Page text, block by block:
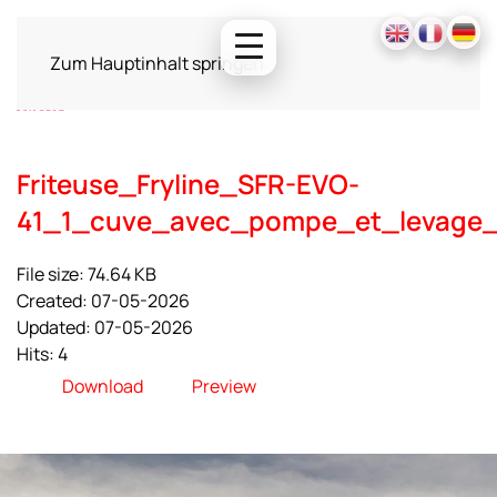
Zum Hauptinhalt springen
Friteuse_Fryline_SFR-EVO-
File size: 74.64 KB
Created: 07-05-2026
Updated: 07-05-2026
Hits: 4
Download
Preview